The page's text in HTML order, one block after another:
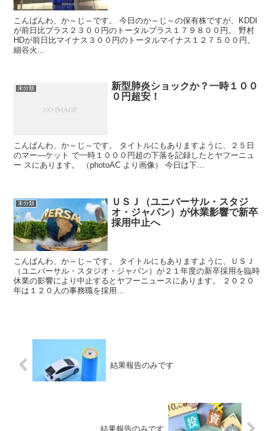
こんばんわ、か～じ～です。 今日のか～じ～の保有株ですが、KDDI
が前日比プラス２３００円のトータルプラス１７９８００円。 野村
HDが前日比マイナス３００円のトータルマイナス１２７５００円。
細谷火...
未分類
新型肺炎ショックか？一時１００
０円超安！
こんばんわ、か～じ～です。 タイトルにもありますように、２５日
のマー―ケット で一時１０００円超の下落を記録したとヤフーニュ
ー スにあります。 （photoAC より画像） 今日は下...
未分類
ＵＳＪ（ユニバーサル・スタジ
オ・ジャパン）が休業影響で新卒
採用中止へ
こんばんわ、か～じ～です。 タイトルにもありますように、ＵＳＪ
（ユニバーサル・スタジオ・ジャパン）が２１年度の新卒採用を臨時
休業の影響により中止するとヤフーニュースにあります。 ２０２０
年は１２０人の事務職を採用...
結果報告のみです
結果報告のみです